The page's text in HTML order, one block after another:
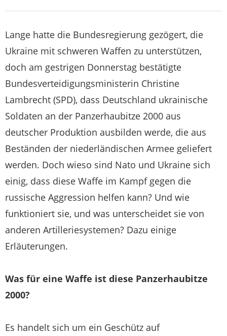
Lange hatte die Bundesregierung gezögert, die
Ukraine mit schweren Waffen zu unterstützen,
doch am gestrigen Donnerstag bestätigte
Bundesverteidigungsministerin Christine
Lambrecht (SPD), dass Deutschland ukrainische
Soldaten an der Panzerhaubitze 2000 aus
deutscher Produktion ausbilden werde, die aus
Beständen der niederländischen Armee geliefert
werden. Doch wieso sind Nato und Ukraine sich
einig, dass diese Waffe im Kampf gegen die
russische Aggression helfen kann? Und wie
funktioniert sie, und was unterscheidet sie von
anderen Artilleriesystemen? Dazu einige
Erläuterungen.
Was für eine Waffe ist diese Panzerhaubitze
2000?
Es handelt sich um ein Geschütz auf